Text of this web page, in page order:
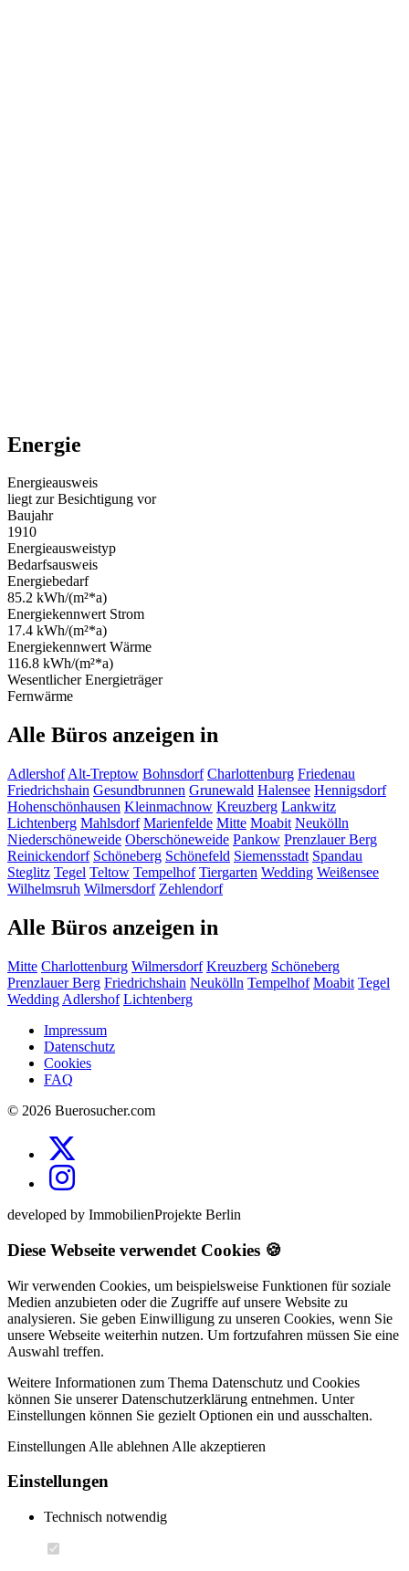
Energie
Energieausweis
liegt zur Besichtigung vor
Baujahr
1910
Energieausweistyp
Bedarfsausweis
Energiebedarf
85.2 kWh/(m²*a)
Energiekennwert Strom
17.4 kWh/(m²*a)
Energiekennwert Wärme
116.8 kWh/(m²*a)
Wesentlicher Energieträger
Fernwärme
Alle Büros anzeigen in
Adlershof Alt-Treptow Bohnsdorf Charlottenburg Friedenau
Friedrichshain Gesundbrunnen Grunewald Halensee Hennigsdorf
Hohenschönhausen Kleinmachnow Kreuzberg Lankwitz
Lichtenberg Mahlsdorf Marienfelde Mitte Moabit Neukölln
Niederschöneweide Oberschöneweide Pankow Prenzlauer Berg
Reinickendorf Schöneberg Schönefeld Siemensstadt Spandau
Steglitz Tegel Teltow Tempelhof Tiergarten Wedding Weißensee
Wilhelmsruh Wilmersdorf Zehlendorf
Alle Büros anzeigen in
Mitte Charlottenburg Wilmersdorf Kreuzberg Schöneberg
Prenzlauer Berg Friedrichshain Neukölln Tempelhof Moabit Tegel
Wedding Adlershof Lichtenberg
Impressum
Datenschutz
Cookies
FAQ
© 2026 Buerosucher.com
developed by ImmobilienProjekte Berlin
Diese Webseite verwendet Cookies 🍪
Wir verwenden Cookies, um beispielsweise Funktionen für soziale
Medien anzubieten oder die Zugriffe auf unsere Website zu
analysieren. Sie geben Einwilligung zu unseren Cookies, wenn Sie
unsere Webseite weiterhin nutzen. Um fortzufahren müssen Sie eine
Auswahl treffen.
Weitere Informationen zum Thema Datenschutz und Cookies
können Sie unserer Datenschutzerklärung entnehmen. Unter
Einstellungen können Sie gezielt Optionen ein und ausschalten.
Einstellungen Alle ablehnen Alle akzeptieren
Einstellungen
Technisch notwendig